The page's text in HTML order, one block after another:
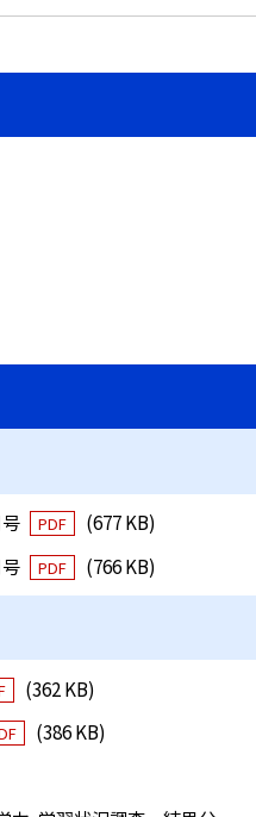
PDF
(677 KB)
PDF (766 KB)
(362 KB)
(386 KB)